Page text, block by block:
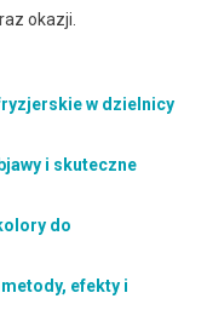
okazji.
w dzielnicy
i skuteczne
do
efekty i